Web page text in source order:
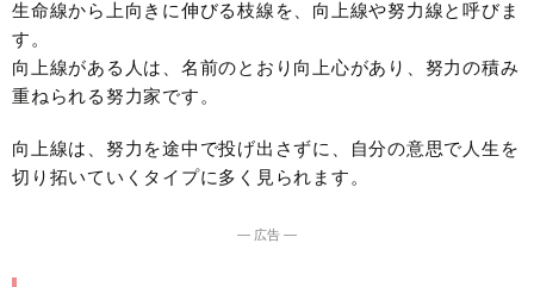
生命線から上向きに伸びる枝線を、向上線や努力線と呼びま
す。
向上線がある人は、名前のとおり向上心があり、努力の積み
重ねられる努力家です。
向上線は、努力を途中で投げ出さずに、自分の意思で人生を
切り拓いていくタイプに多く見られます。
― 広告 ―